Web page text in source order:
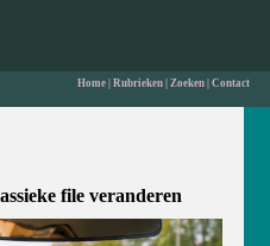
Home| Rubrieken| Zoeken| Contact
file veranderen